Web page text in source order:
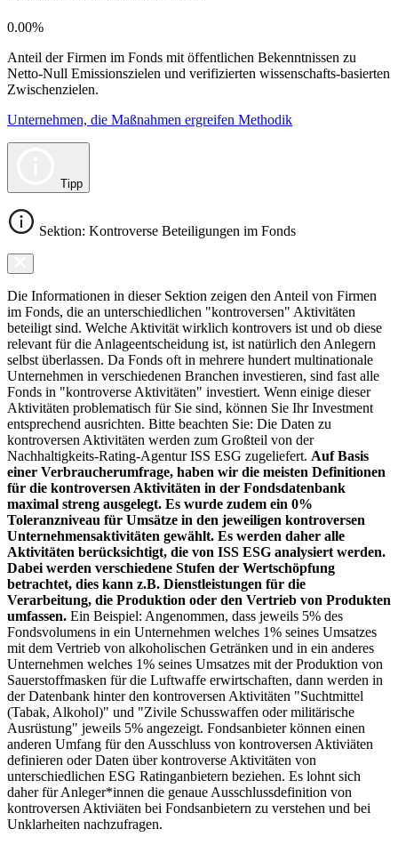
0.00%
Anteil der Firmen im Fonds mit öffentlichen Bekenntnissen zu
Netto-Null Emissionszielen und verifizierten wissenschafts-basierten
Zwischenzielen.
Unternehmen, die Maßnahmen ergreifen Methodik
Tipp
Sektion: Kontroverse Beteiligungen im Fonds
Die Informationen in dieser Sektion zeigen den Anteil von Firmen
im Fonds, die an unterschiedlichen "kontroversen" Aktivitäten
beteiligt sind. Welche Aktivität wirklich kontrovers ist und ob diese
relevant für die Anlageentscheidung ist, ist natürlich den Anlegern
selbst überlassen. Da Fonds oft in mehrere hundert multinationale
Unternehmen in verschiedenen Branchen investieren, sind fast alle
Fonds in "kontroverse Aktivitäten" investiert. Wenn einige dieser
Aktivitäten problematisch für Sie sind, können Sie Ihr Investment
entsprechend ausrichten. Bitte beachten Sie: Die Daten zu
kontroversen Aktivitäten werden zum Großteil von der
Nachhaltigkeits-Rating-Agentur ISS ESG zugeliefert. Auf Basis
einer Verbraucherumfrage, haben wir die meisten Definitionen
für die kontroversen Aktivitäten in der Fondsdatenbank
maximal streng ausgelegt. Es wurde zudem ein 0%
Toleranzniveau für Umsätze in den jeweiligen kontroversen
Unternehmensaktivitäten gewählt. Es werden daher alle
Aktivitäten berücksichtigt, die von ISS ESG analysiert werden.
Dabei werden verschiedene Stufen der Wertschöpfung
betrachtet, dies kann z.B. Dienstleistungen für die
Verarbeitung, die Produktion oder den Vertrieb von Produkten
umfassen. Ein Beispiel: Angenommen, dass jeweils 5% des
Fondsvolumens in ein Unternehmen welches 1% seines Umsatzes
mit dem Vertrieb von alkoholischen Getränken und in ein anderes
Unternehmen welches 1% seines Umsatzes mit der Produktion von
Sauerstoffmasken für die Luftwaffe erwirtschaften, dann werden in
der Datenbank hinter den kontroversen Aktivitäten "Suchtmittel
(Tabak, Alkohol)" und "Zivile Schusswaffen oder militärische
Ausrüstung" jeweils 5% angezeigt. Fondsanbieter können einen
anderen Umfang für den Ausschluss von kontroversen Aktiviäten
definieren oder Daten über kontroverse Aktivitäten von
unterschiedlichen ESG Ratinganbietern beziehen. Es lohnt sich
daher für Anleger*innen die genaue Ausschlussdefinition von
kontroversen Aktiviäten bei Fondsanbietern zu verstehen und bei
Unklarheiten nachzufragen.